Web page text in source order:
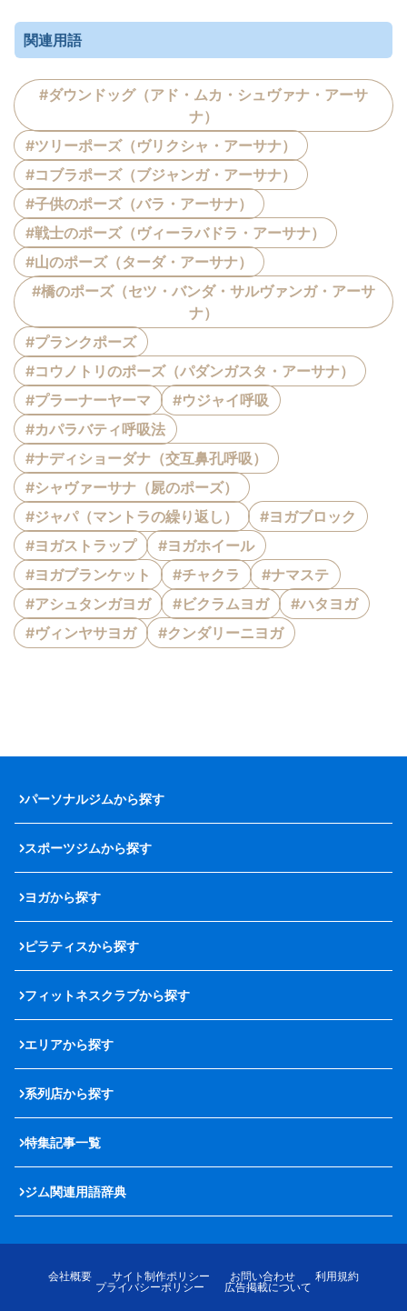
関連用語
#ダウンドッグ（アド・ムカ・シュヴァナ・アーサ
ナ）
#ツリーポーズ（ヴリクシャ・アーサナ）
#コブラポーズ（ブジャンガ・アーサナ）
#子供のポーズ（バラ・アーサナ）
#戦士のポーズ（ヴィーラバドラ・アーサナ）
#山のポーズ（ターダ・アーサナ）
#橋のポーズ（セツ・バンダ・サルヴァンガ・アーサ
ナ）
#プランクポーズ
#コウノトリのポーズ（パダンガスタ・アーサナ）
#プラーナーヤーマ
#ウジャイ呼吸
#カパラバティ呼吸法
#ナディショーダナ（交互鼻孔呼吸）
#シャヴァーサナ（屍のポーズ）
#ジャパ（マントラの繰り返し）
#ヨガブロック
#ヨガストラップ
#ヨガホイール
#ヨガブランケット
#チャクラ
#ナマステ
#アシュタンガヨガ
#ビクラムヨガ
#ハタヨガ
#ヴィンヤサヨガ
#クンダリーニヨガ
パーソナルジムから探す
スポーツジムから探す
ヨガから探す
ピラティスから探す
フィットネスクラブから探す
エリアから探す
系列店から探す
特集記事一覧
ジム関連用語辞典
会社概要 サイト制作ポリシー お問い合わせ
利用規約
プライバシーポリシー
広告掲載について